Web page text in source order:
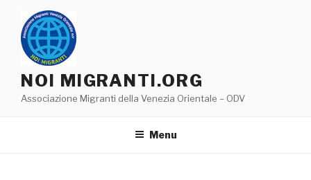
contenuto
NOI MIGRANTI.ORG
Associazione Migranti della Venezia Orientale – ODV
Menu